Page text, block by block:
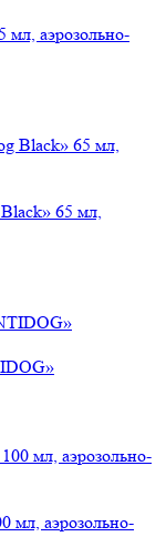
мл, аэрозольно-
65 мл,
мл, аэрозольно-